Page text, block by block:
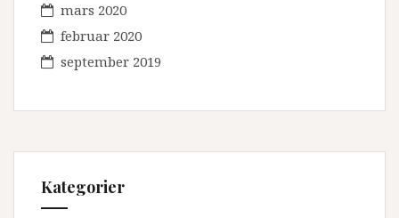
mars 2020
februar 2020
september 2019
Kategorier